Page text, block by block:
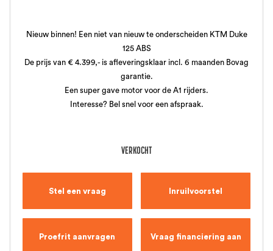
Nieuw binnen! Een niet van nieuw te onderscheiden KTM Duke
125 ABS
De prijs van € 4.399,- is afleveringsklaar incl. 6 maanden Bovag
garantie.
Een super gave motor voor de A1 rijders.
Interesse? Bel snel voor een afspraak.
VERKOCHT
Stel een vraag Inruilvoorstel
Proefrit aanvragen Vraag financiering aan